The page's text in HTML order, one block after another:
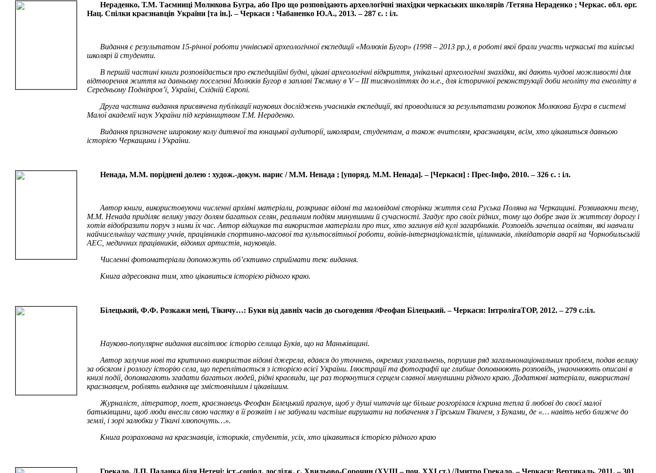
Нераденко, Т.М. Таємниці Молюхова Бугра, або Про що розповідають археологічні знахідки черкаських школярів /Тетяна Нераденко ; Черкас. обл. орг.
Нац. Спілки краєзнавців України [та ін.]. – Черкаси : Чабаненко Ю.А., 2013. – 287 с. : іл.
Видання є результатом 15-річної роботи учнівської археологічної експедиції «Молюхів Бугор» (1998 – 2013 рр.), в роботі якої брали участь черкаські та київські
школярі й студенти.
В першій частині книги розповідається про експедиційні будні, цікаві археологічні відкриття, унікальні археологічні знахідки, які дають чудові можливості для
відтворення життя на давньому поселенні Молюхів Бугор в заплаві Тясмину в V – ІІІ тисячоліттях до н.е., для історичної реконструкції доби неоліту та енеоліту в
Середньому Подніпров’ї, Україні, Східній Європі.
Друга частина видання присвячена публікації наукових досліджень учасників експедиції, які проводилися за результатами розкопок Молюхова Бугра в системі
Малої академії наук України під керівництвом Т.М. Нераденко.
Видання призначене широкому колу дитячої та юнацької аудиторії, школярам, студентам, а також вчителям, краєзнавцям, всім, хто цікавиться давньою
історією Черкащини і України.
Ненада, М.М. поріднені долею : худож.-докум. нарис / М.М. Ненада ; [упоряд. М.М. Ненада]. – [Черкаси] : Прес-Інфо, 2010. – 326 с. : іл.
Автор книги, використовуючи численні архівні матеріали, розкриває відомі та маловідомі сторінки життя села Руська Поляна на Черкащині. Розвиваючи тему,
М.М. Ненада приділяє велику увагу долям багатьох селян, реальним подіям минувшини й сучасності. Згадує про своїх рідних, тому що добре знав їх життєву дорогу і
хотів відобразити поруч з ними їх час. Автор відшукав та використав матеріали про тих, хто загинув від кулі загарбників. Розповідь зачепила освітян, які навчали
найчисельнішу частину учнів, працівників спортивно-масової та культосвітньої роботи, воїнів-інтернаціоналістів, цілинників, ліквідаторів аварії на Чорнобильській
АЕС, медичних працівників, відомих артистів, науковців.
Численні фотоматеріали допоможуть об’єктивно сприймати текс видання.
Книга адресована тим, хто цікавиться історією рідного краю.
Білецький, Ф.Ф. Розкажи мені, Тікичу…: Буки від давніх часів до сьогодення /Феофан Білецький. – Черкаси: ІнтролігаТОР, 2012. – 279 с.:іл.
Науково-популярне видання висвітлює історію селища Буків, що на Маньківщині.
Автор залучив нові та критично використав відомі джерела, вдався до уточнень, окремих узагальнень, порушив ряд загальнонаціональних проблем, подав велику
за обсягом і розлогу історію села, що переплітається з історією всієї України. Ілюстрації та фотографії ще глибше доповнюють розповідь, унаочнюють описані в
книзі події, допомагають згадати багатьох людей, рідні краєвиди, ще раз торкнутися серцем славної минувшини рідного краю. Додаткові матеріали, використані
краєзнавцем, роблять видання ще змістовнішим і цікавішим.
Журналіст, літератор, поет, краєзнавець Феофан Білецький прагнув, щоб у душі читачів ще більше розгорілася іскрина тепла й любові до своєї малої
батьківщини, щоб люди внесли свою частку в її розквіт і не забували частіше вирушати на побачення з Гірським Тікичем, з Буками, де «… навіть небо ближче до
землі, і зорі залюбки у Тікичі хлюпочуть…».
Книга розрахована на краєзнавців, істориків, студентів, усіх, хто цікавиться історією рідного краю